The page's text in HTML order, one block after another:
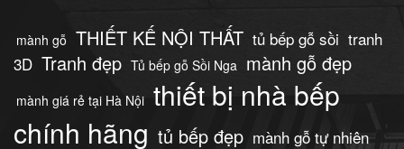
mành gỗ THIẾT KẾ NỘI THẤT tủ bếp gỗ sồi tranh
3D Tranh đẹp Tủ bếp gỗ Sồi Nga mành gỗ đẹp
mành giá rẻ tại Hà Nội thiết bị nhà bếp
chính hãng tủ bếp đẹp mành gỗ tự nhiên